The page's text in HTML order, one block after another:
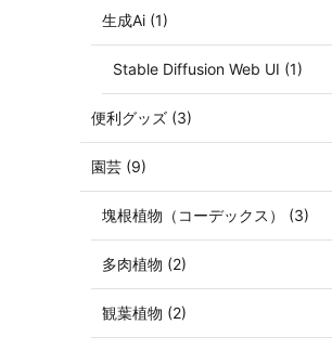
生成Ai (1)
Stable Diffusion Web UI (1)
便利グッズ (3)
園芸 (9)
塊根植物（コーデックス） (3)
多肉植物 (2)
観葉植物 (2)